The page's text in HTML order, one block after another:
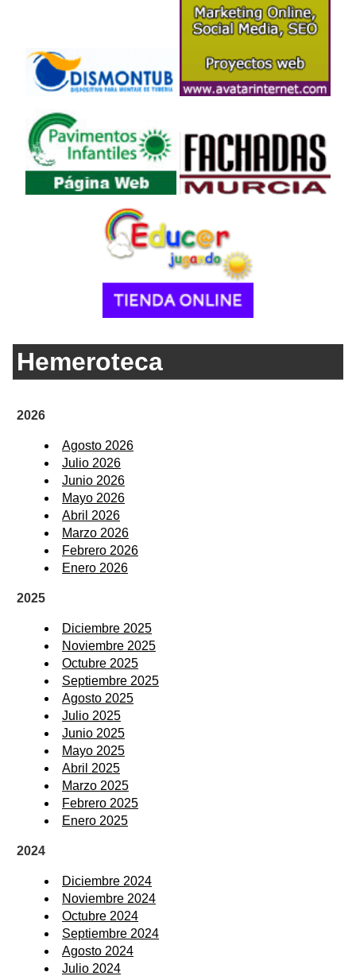
Hemeroteca
2026
Agosto 2026
Julio 2026
Junio 2026
Mayo 2026
Abril 2026
Marzo 2026
Febrero 2026
Enero 2026
2025
Diciembre 2025
Noviembre 2025
Octubre 2025
Septiembre 2025
Agosto 2025
Julio 2025
Junio 2025
Mayo 2025
Abril 2025
Marzo 2025
Febrero 2025
Enero 2025
2024
Diciembre 2024
Noviembre 2024
Octubre 2024
Septiembre 2024
Agosto 2024
Julio 2024